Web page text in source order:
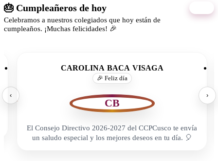
🎂 Cumpleañeros de hoy
Celebramos a nuestros colegiados que hoy están de
cumpleaños. ¡Muchas felicidades! 🎉
‹
CAROLINA BACA VISAGA
🎉 Feliz día
CB
El Consejo Directivo 2026-2027 del CCPCusco te envía
un saludo especial y los mejores deseos en tu día. 🎈
›